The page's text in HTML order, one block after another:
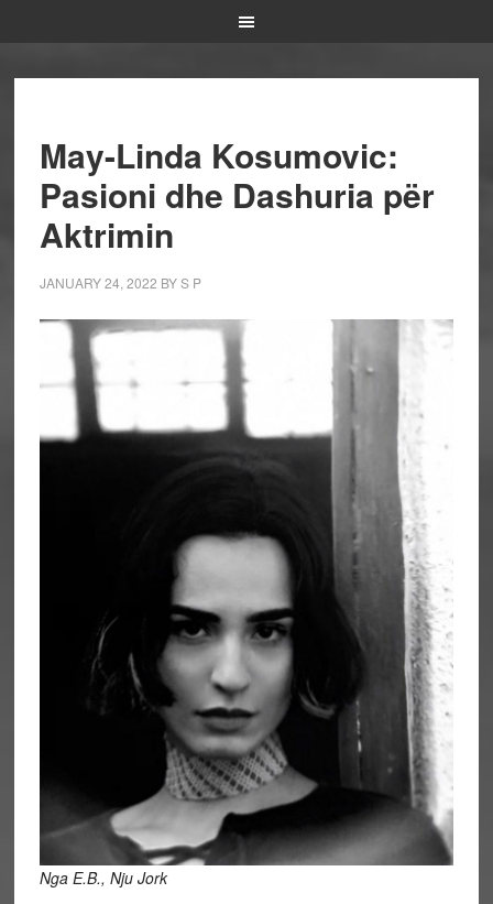
May-Linda Kosumovic:
Pasioni dhe Dashuria për
Aktrimin
JANUARY 24, 2022 BYS P
Nga E.B., Nju Jork